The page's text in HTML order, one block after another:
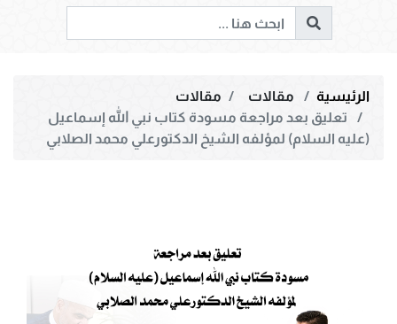
الرئيسية مقالات
مقالات
تعليق بعد مراجعة مسودة كتاب نبي الله إسماعيل
(عليه السلام) لمؤلفه الشيخ الدكتورعلي محمد الصلابي